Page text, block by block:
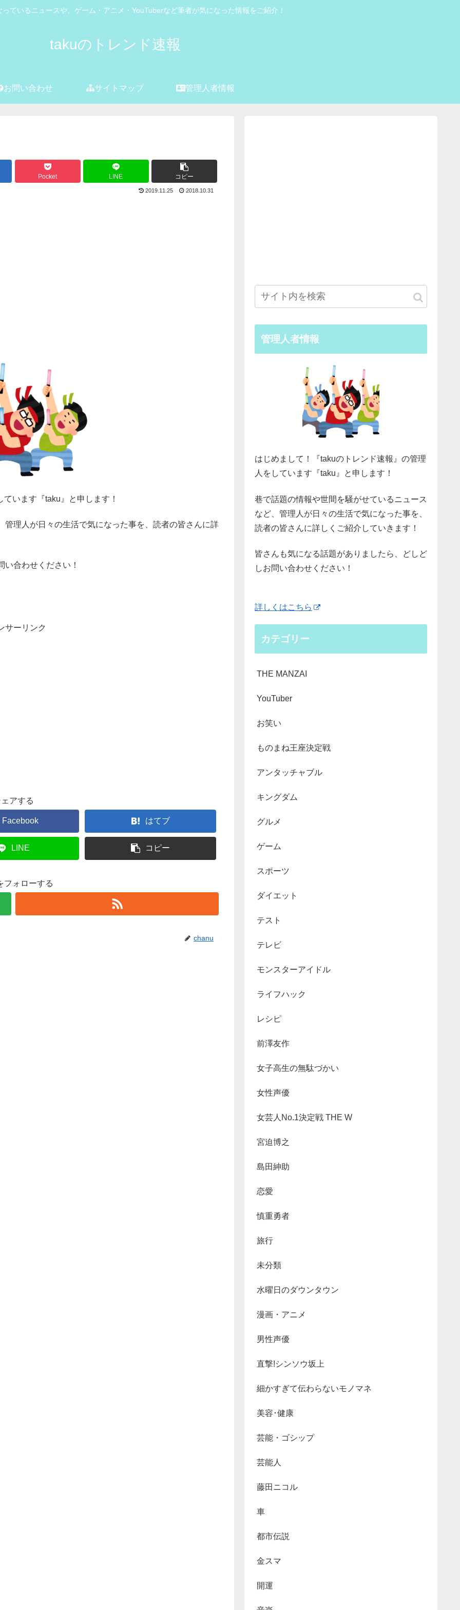
ているニュースや、ゲーム・アニメ・YouTuberなど筆者が気になった情報をご紹介！
takuのトレンド速報
お問い合わせ サイトマップ 管理人者情報
Pocket LINE コピー
2019.11.25 2018.10.31
います『taku』と申します！
理人が日々の生活で気になった事を、読者の皆さんに詳
合わせください！
サーリンク
アする
Facebook はてブ
LINE コピー
フォローする
chanu
管理人者情報
はじめまして！『takuのトレンド速報』の管理
人をしています『taku』と申します！
巷で話題の情報や世間を騒がせているニュース
など、管理人が日々の生活で気になった事を、
読者の皆さんに詳しくご紹介していきます！
皆さんも気になる話題がありましたら、どしど
しお問い合わせください！
詳しくはこちら
カテゴリー
THE MANZAI
YouTuber
お笑い
ものまね王座決定戦
アンタッチャブル
キングダム
グルメ
ゲーム
スポーツ
ダイエット
テスト
テレビ
モンスターアイドル
ライフハック
レシピ
前澤友作
女子高生の無駄づかい
女性声優
女芸人No.1決定戦 THE W
宮迫博之
島田紳助
恋愛
慎重勇者
旅行
未分類
水曜日のダウンタウン
漫画・アニメ
男性声優
直撃!シンソウ坂上
細かすぎて伝わらないモノマネ
美容･健康
芸能・ゴシップ
芸能人
藤田ニコル
車
都市伝説
金スマ
開運